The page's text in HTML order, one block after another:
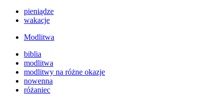
pieniądze
wakacje
Modlitwa
biblia
modlitwa
modlitwy na różne okazje
nowenna
różaniec